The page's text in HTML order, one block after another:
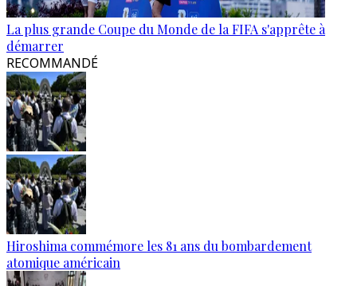
La plus grande Coupe du Monde de la FIFA s'apprête à
démarrer
RECOMMANDÉ
Hiroshima commémore les 81 ans du bombardement
atomique américain